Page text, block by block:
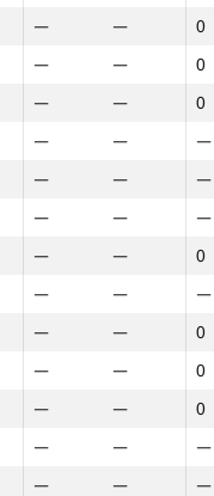
— —
0
— —
0
— —
0
— —
—
— —
—
— —
—
— —
0
— —
—
— —
0
— —
0
— —
0
— —
—
— —
—
— —
0
— —
0
— —
0
— —
—
— —
—
— —
—
— —
0
— —
—
— —
0
— —
0
— —
0
— —
—
— —
—